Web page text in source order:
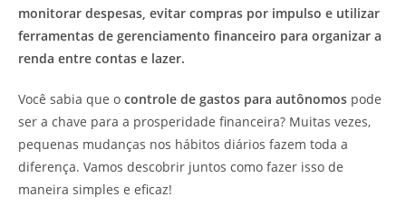
monitorar despesas, evitar compras por impulso e utilizar
ferramentas de gerenciamento financeiro para organizar a
renda entre contas e lazer.
Você sabia que o controle de gastos para autônomos pode
ser a chave para a prosperidade financeira? Muitas vezes,
pequenas mudanças nos hábitos diários fazem toda a
diferença. Vamos descobrir juntos como fazer isso de
maneira simples e eficaz!